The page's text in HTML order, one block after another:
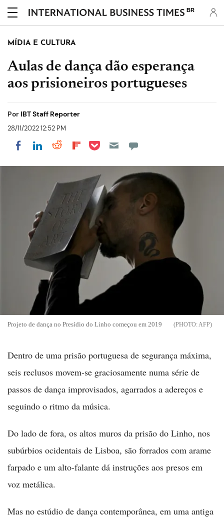
BR
MÍDIA E CULTURA
Aulas de dança dão esperança
aos prisioneiros portugueses
Por IBT Staff Reporter
28/11/2022 12:52 PM
Share on Facebook
Share on LinkedIn
Share on Reddit
Share on Flipboard
Share on Pocket
Projeto de dança no Presídio do Linho começou em 2019 AFP
Dentro de uma prisão portuguesa de segurança máxima,
seis reclusos movem-se graciosamente numa série de
passos de dança improvisados, agarrados a adereços e
seguindo o ritmo da música.
Do lado de fora, os altos muros da prisão do Linho, nos
subúrbios ocidentais de Lisboa, são forrados com arame
farpado e um alto-falante dá instruções aos presos em
voz metálica.
Mas no estúdio de dança contemporânea, em uma antiga